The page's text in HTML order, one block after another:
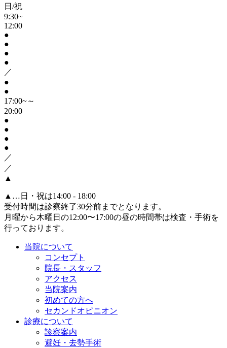
日/祝
9:30~
12:00
●
●
●
●
／
●
●
17:00~～
20:00
●
●
●
●
／
／
▲
▲ …日・祝は14:00 - 18:00
受付時間は診察終了30分前までとなります。
月曜から木曜日の12:00〜17:00の昼の時間帯は検査・手術を
行っております。
当院について
コンセプト
院長・スタッフ
アクセス
当院案内
初めての方へ
セカンドオピニオン
診療について
診察案内
避妊・去勢手術